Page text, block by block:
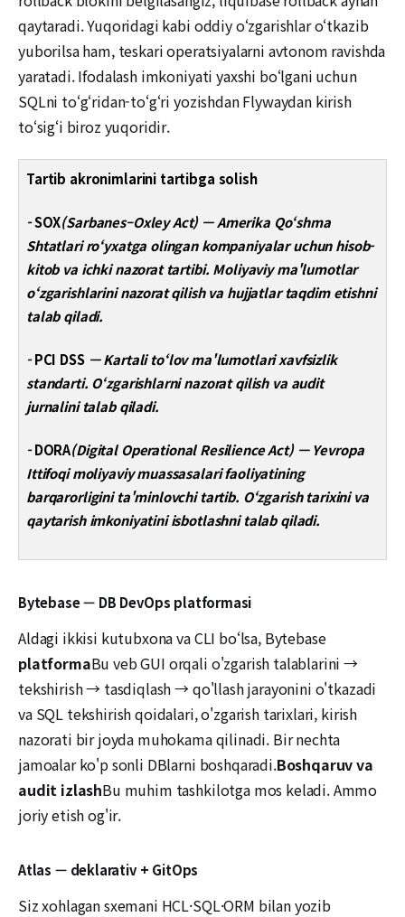
qaytaradi. Yuqoridagi kabi oddiy o‘zgarishlar o‘tkazib
yuborilsa ham, teskari operatsiyalarni avtonom ravishda
yaratadi. Ifodalash imkoniyati yaxshi bo‘lgani uchun
SQLni to‘g‘ridan-to‘g‘ri yozishdan Flywaydan kirish
to‘sig‘i biroz yuqoridir.
Tartib akronimlarini tartibga solish
-SOX(Sarbanes–Oxley Act) — Amerika Qo‘shma
Shtatlari ro‘yxatga olingan kompaniyalar uchun hisob-
kitob va ichki nazorat tartibi. Moliyaviy ma'lumotlar
o‘zgarishlarini nazorat qilish va hujjatlar taqdim etishni
talab qiladi.
-PCI DSS— Kartali to‘lov ma'lumotlari xavfsizlik
standarti. O‘zgarishlarni nazorat qilish va audit
jurnalini talab qiladi.
-DORA(Digital Operational Resilience Act) — Yevropa
Ittifoqi moliyaviy muassasalari faoliyatining
barqarorligini ta'minlovchi tartib. O‘zgarish tarixini va
qaytarish imkoniyatini isbotlashni talab qiladi.
Bytebase — DB DevOps platformasi
Aldagi ikkisi kutubxona va CLI bo‘lsa, Bytebase
platformaBu veb GUI orqali o'zgarish talablarini →
tekshirish → tasdiqlash → qo'llash jarayonini o'tkazadi
va SQL tekshirish qoidalari, o'zgarish tarixlari, kirish
nazorati bir joyda muhokama qilinadi. Bir nechta
jamoalar ko'p sonli DBlarni boshqaradi.Boshqaruv va
audit izlashBu muhim tashkilotga mos keladi. Ammo
joriy etish og'ir.
Atlas — deklarativ + GitOps
Siz xohlagan sxemani HCL·SQL·ORM bilan yozib